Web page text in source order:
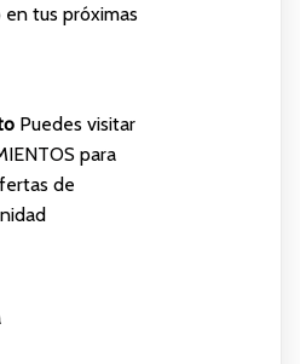
tus próximas
Puedes visitar
para
de